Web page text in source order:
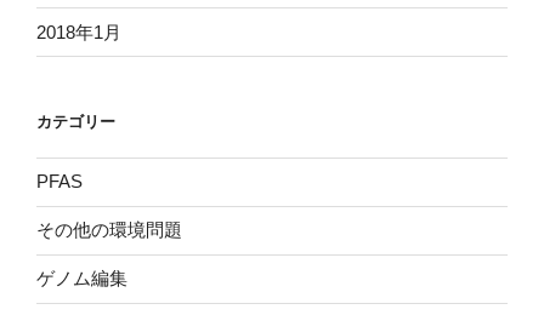
2018年1月
カテゴリー
PFAS
その他の環境問題
ゲノム編集